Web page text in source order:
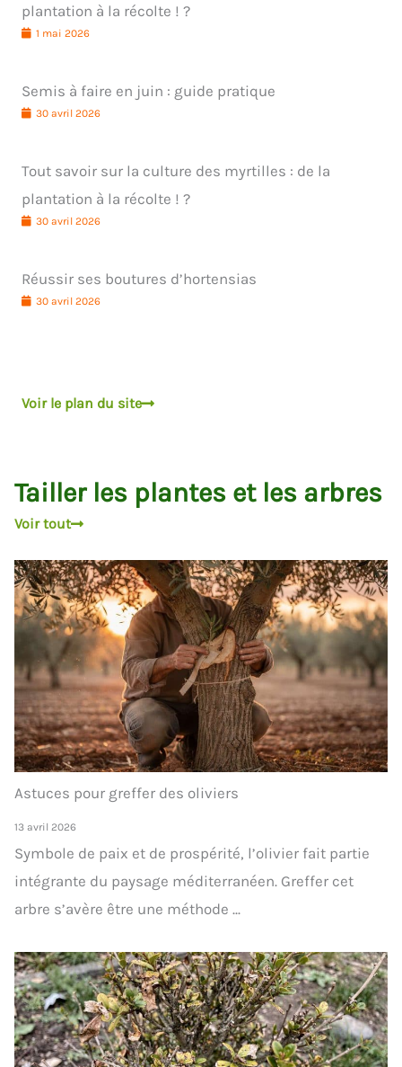
plantation à la récolte ! ?
1 mai 2026
Semis à faire en juin : guide pratique
30 avril 2026
Tout savoir sur la culture des myrtilles : de la
plantation à la récolte ! ?
30 avril 2026
Réussir ses boutures d’hortensias
30 avril 2026
Voir le plan du site
Tailler les plantes et les arbres
Voir tout
Astuces pour greffer des oliviers
13 avril 2026
Symbole de paix et de prospérité, l’olivier fait partie
intégrante du paysage méditerranéen. Greffer cet
arbre s’avère être une méthode ...